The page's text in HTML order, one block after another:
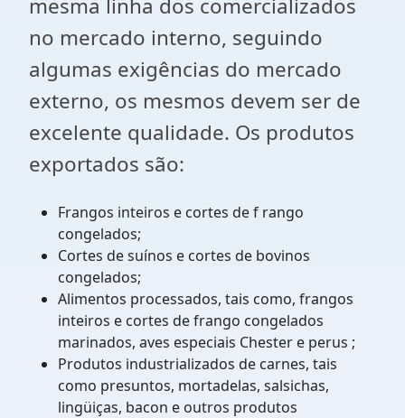
mesma linha dos comercializados
no mercado interno, seguindo
algumas exigências do mercado
externo, os mesmos devem ser de
excelente qualidade. Os produtos
exportados são:
Frangos inteiros e cortes de f rango
congelados;
Cortes de suínos e cortes de bovinos
congelados;
Alimentos processados, tais como, frangos
inteiros e cortes de frango congelados
marinados, aves especiais Chester e perus ;
Produtos industrializados de carnes, tais
como presuntos, mortadelas, salsichas,
lingüiças, bacon e outros produtos